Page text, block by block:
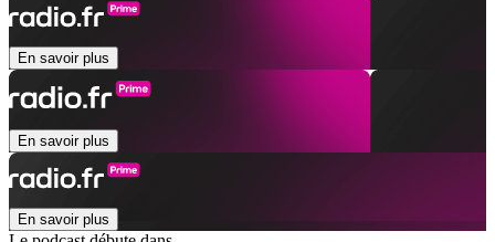
En savoir plus
En savoir plus
En savoir plus